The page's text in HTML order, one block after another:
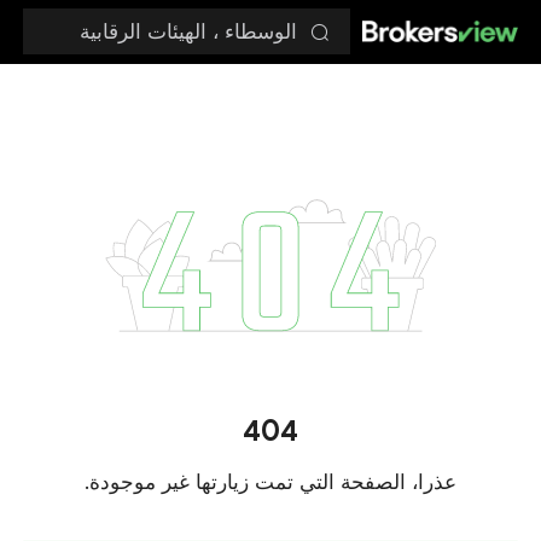
الوسطاء ، الهيئات الرقابية
404
عذرا، الصفحة التي تمت زيارتها غير موجودة.